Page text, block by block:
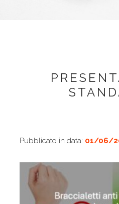
Pubblicato in data: 01/06/